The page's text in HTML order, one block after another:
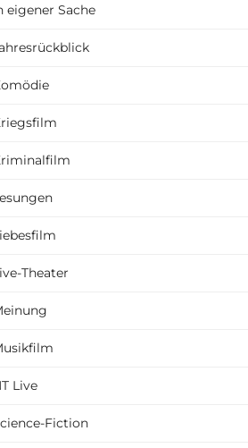
eigener Sache
Theater
Live
Fiction